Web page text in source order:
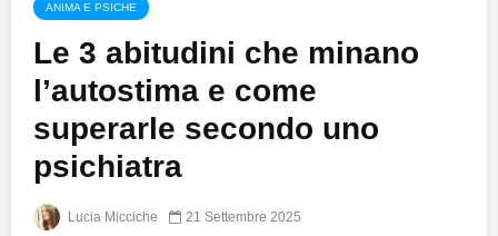
ANIMA E PSICHE
Le 3 abitudini che minano
l’autostima e come
superarle secondo uno
psichiatra
Lucia Micciche 21 Settembre 2025